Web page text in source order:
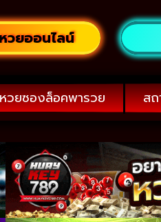
วยออนไลน์
วยซองล็อคพารวย ส